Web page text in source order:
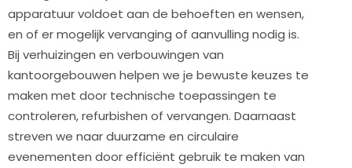
apparatuur voldoet aan de behoeften en wensen,
en of er mogelijk vervanging of aanvulling nodig is.
Bij verhuizingen en verbouwingen van
kantoorgebouwen helpen we je bewuste keuzes te
maken met door technische toepassingen te
controleren, refurbishen of vervangen. Daarnaast
streven we naar duurzame en circulaire
evenementen door efficiënt gebruik te maken van